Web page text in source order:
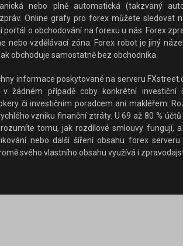
nebo plně automatická (takzvaný
Online grafy pro forex můžete sledovat
portál o obchodování na forexu u nás. Forex
nebo vzdělávací zóna. Forex robot je jiný
obchoduje samostatně bez obchodníka.
informace poskytované na serveru
žádném případě coby konkrétní investiční
či investičním poradcem ani makléřem.
vzniku finanční ztráty. U 69 až 80 %
tomu, jak rozdílové smlouvy fungují,
nebo další šíření obsahu forex
svého vlastního obsahu využívá i